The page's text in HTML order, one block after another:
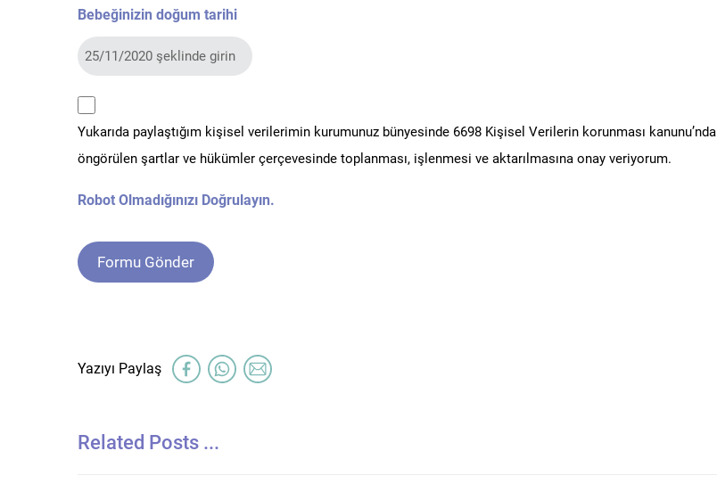
Bebeğinizin doğum tarihi
kvkk
*
Yukarıda paylaştığım kişisel verilerimin kurumunuz bünyesinde 6698 Kişisel Verilerin korunması kanunu’nda
öngörülen şartlar ve hükümler çerçevesinde toplanması, işlenmesi ve aktarılmasına onay veriyorum.
Robot Olmadığınızı Doğrulayın.
Related Posts ...